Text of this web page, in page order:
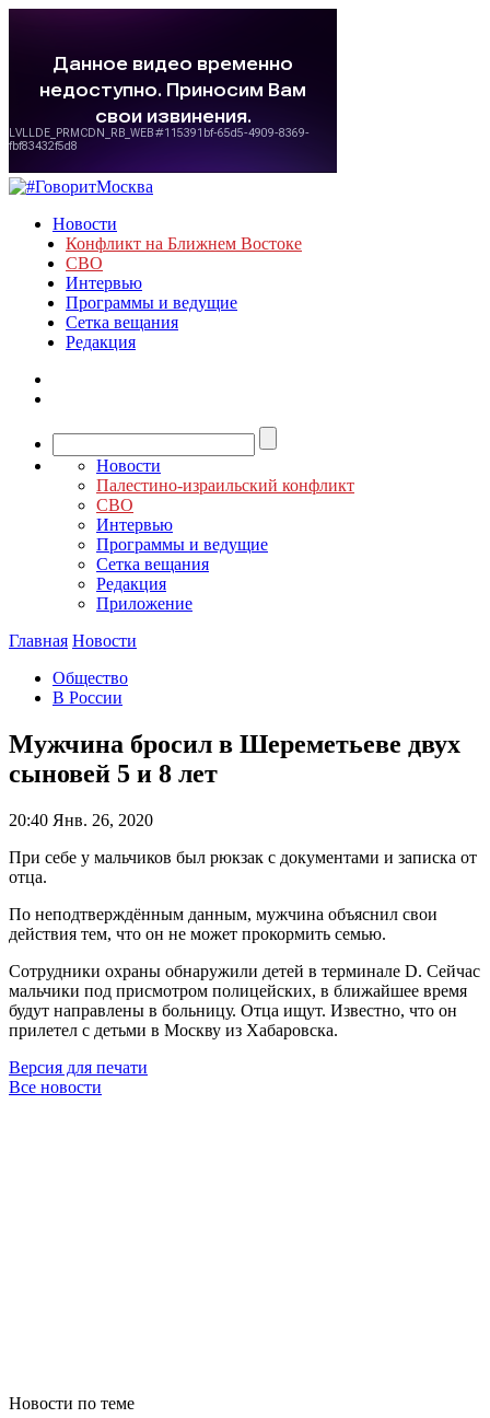
Новости
Конфликт на Ближнем Востоке
СВО
Интервью
Программы и ведущие
Сетка вещания
Редакция
Новости
Палестино-израильский конфликт
СВО
Интервью
Программы и ведущие
Сетка вещания
Редакция
Приложение
Главная Новости
Общество
В России
Мужчина бросил в Шереметьеве двух
сыновей 5 и 8 лет
20:40 Янв. 26, 2020
При себе у мальчиков был рюкзак с документами и записка от
отца.
По неподтверждённым данным, мужчина объяснил свои
действия тем, что он не может прокормить семью.
Сотрудники охраны обнаружили детей в терминале D. Сейчас
мальчики под присмотром полицейских, в ближайшее время
будут направлены в больницу. Отца ищут. Известно, что он
прилетел с детьми в Москву из Хабаровска.
Версия для печати
Все новости
Новости по теме